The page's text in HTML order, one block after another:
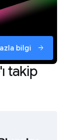
bilgi arrow_forward
takip